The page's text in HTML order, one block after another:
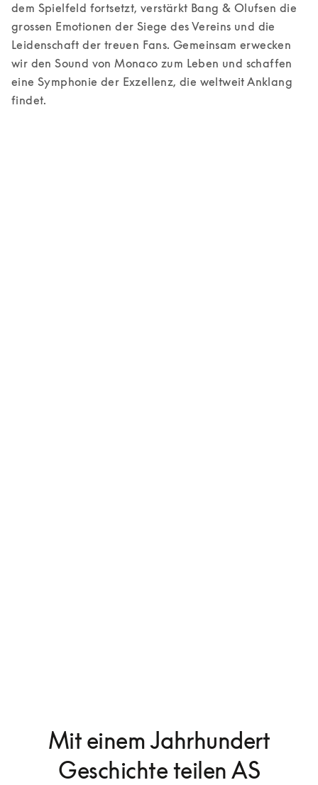
dem Spielfeld fortsetzt, verstärkt Bang & Olufsen die
grossen Emotionen der Siege des Vereins und die
Leidenschaft der treuen Fans. Gemeinsam erwecken
wir den Sound von Monaco zum Leben und schaffen
eine Symphonie der Exzellenz, die weltweit Anklang
findet.
Mit einem Jahrhundert
Geschichte teilen AS